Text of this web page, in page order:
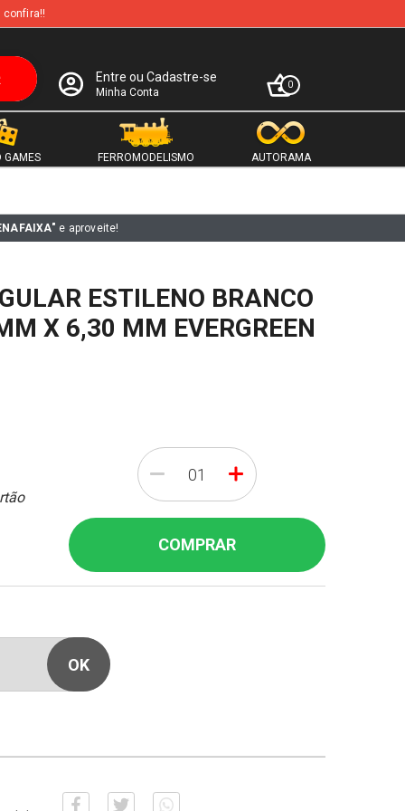
confira!!
Entre ou Cadastre-se
Minha Conta
0
GAMES FERROMODELISMO AUTORAMA
e aproveite!
ESTILENO BRANCO
X 6,30 MM EVERGREEN
- +
COMPRAR